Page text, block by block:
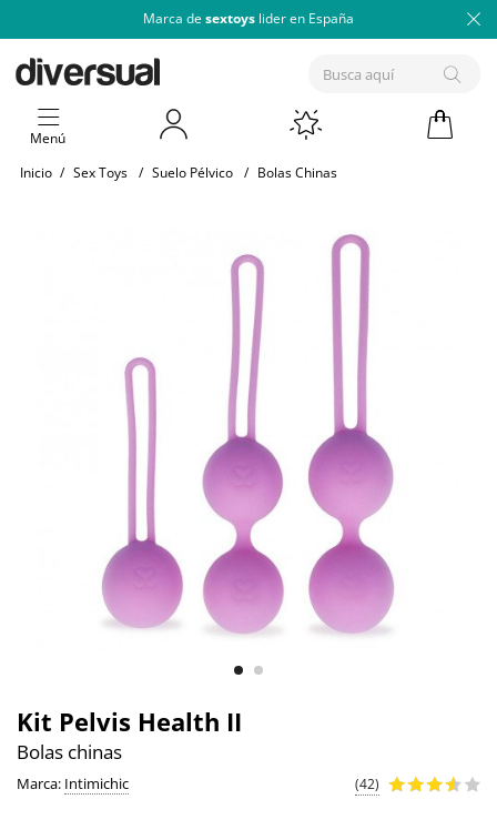
Marca de sextoys lider en España
Menú
Inicio / Sex Toys / Suelo Pélvico / Bolas Chinas
Kit Pelvis Health II
Bolas chinas
Marca: Intimichic (42)